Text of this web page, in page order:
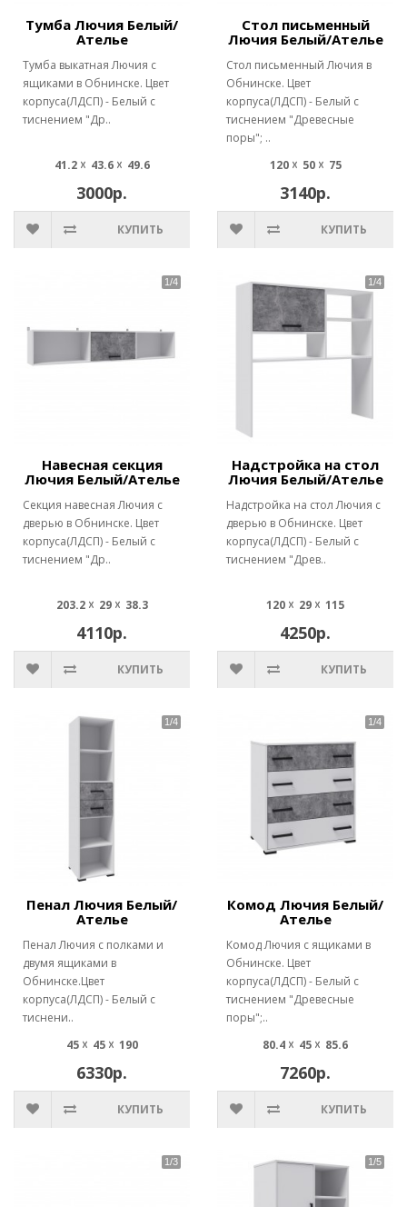
Тумба Лючия Белый/
Ателье
Тумба выкатная Лючия с
ящиками в Обнинске. Цвет
корпуса(ЛДСП) - Белый с
тиснением "Др..
41.2 ☓ 43.6 ☓ 49.6
3000р.
КУПИТЬ
Стол письменный
Лючия Белый/Ателье
Стол письменный Лючия в
Обнинске. Цвет
корпуса(ЛДСП) - Белый с
тиснением "Древесные
поры"; ..
120 ☓ 50 ☓ 75
3140р.
КУПИТЬ
Навесная секция
Лючия Белый/Ателье
Секция навесная Лючия с
дверью в Обнинске. Цвет
корпуса(ЛДСП) - Белый с
тиснением "Др..
203.2 ☓ 29 ☓ 38.3
4110р.
КУПИТЬ
Надстройка на стол
Лючия Белый/Ателье
Надстройка на стол Лючия с
дверью в Обнинске. Цвет
корпуса(ЛДСП) - Белый с
тиснением "Древ..
120 ☓ 29 ☓ 115
4250р.
КУПИТЬ
Пенал Лючия Белый/
Ателье
Пенал Лючия с полками и
двумя ящиками в
Обнинске.Цвет
корпуса(ЛДСП) - Белый с
тиснени..
45 ☓ 45 ☓ 190
6330р.
КУПИТЬ
Комод Лючия Белый/
Ателье
Комод Лючия с ящиками в
Обнинске. Цвет
корпуса(ЛДСП) - Белый с
тиснением "Древесные
поры";..
80.4 ☓ 45 ☓ 85.6
7260р.
КУПИТЬ